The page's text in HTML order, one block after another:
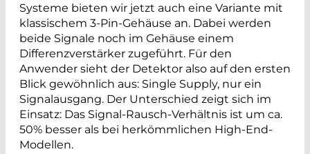
Systeme bieten wir jetzt auch eine Variante mit
klassischem 3-Pin-Gehäuse an. Dabei werden
beide Signale noch im Gehäuse einem
Differenzverstärker zugeführt. Für den
Anwender sieht der Detektor also auf den ersten
Blick gewöhnlich aus: Single Supply, nur ein
Signalausgang. Der Unterschied zeigt sich im
Einsatz: Das Signal-Rausch-Verhältnis ist um ca.
50% besser als bei herkömmlichen High-End-
Modellen.